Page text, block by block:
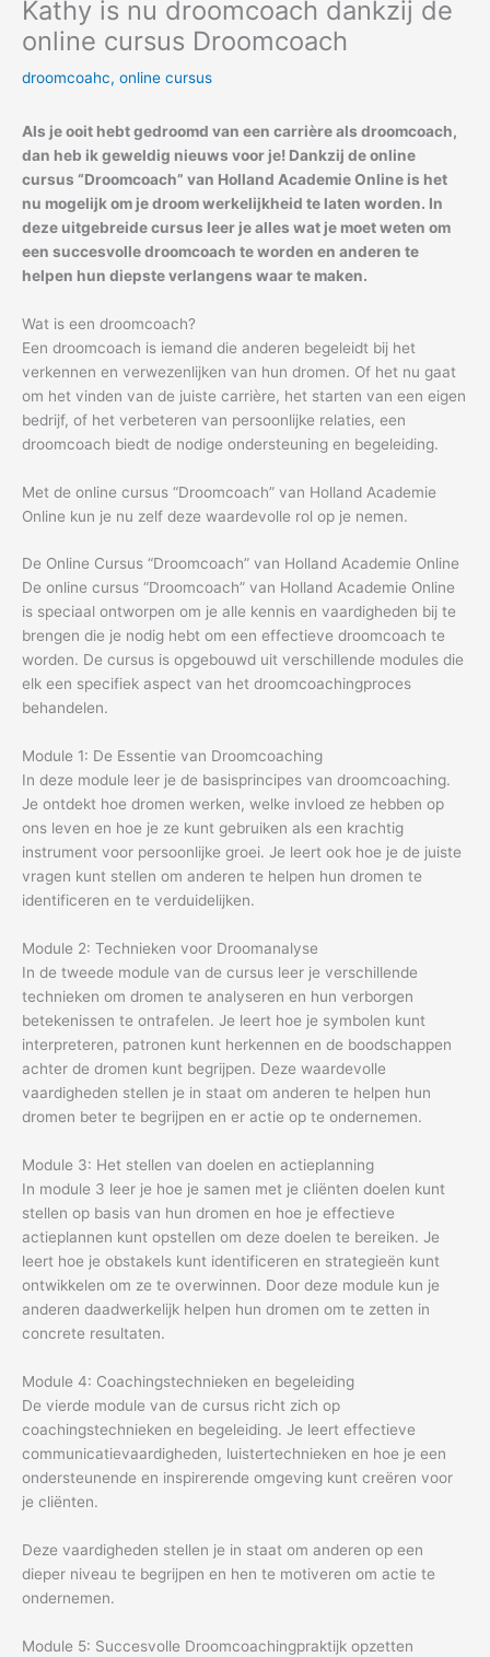
Kathy is nu droomcoach dankzij de
online cursus Droomcoach
droomcoahc, online cursus
Als je ooit hebt gedroomd van een carrière als droomcoach,
dan heb ik geweldig nieuws voor je! Dankzij de online
cursus “Droomcoach” van Holland Academie Online is het
nu mogelijk om je droom werkelijkheid te laten worden. In
deze uitgebreide cursus leer je alles wat je moet weten om
een succesvolle droomcoach te worden en anderen te
helpen hun diepste verlangens waar te maken.
Wat is een droomcoach?
Een droomcoach is iemand die anderen begeleidt bij het
verkennen en verwezenlijken van hun dromen. Of het nu gaat
om het vinden van de juiste carrière, het starten van een eigen
bedrijf, of het verbeteren van persoonlijke relaties, een
droomcoach biedt de nodige ondersteuning en begeleiding.
Met de online cursus “Droomcoach” van Holland Academie
Online kun je nu zelf deze waardevolle rol op je nemen.
De Online Cursus “Droomcoach” van Holland Academie Online
De online cursus “Droomcoach” van Holland Academie Online
is speciaal ontworpen om je alle kennis en vaardigheden bij te
brengen die je nodig hebt om een effectieve droomcoach te
worden. De cursus is opgebouwd uit verschillende modules die
elk een specifiek aspect van het droomcoachingproces
behandelen.
Module 1: De Essentie van Droomcoaching
In deze module leer je de basisprincipes van droomcoaching.
Je ontdekt hoe dromen werken, welke invloed ze hebben op
ons leven en hoe je ze kunt gebruiken als een krachtig
instrument voor persoonlijke groei. Je leert ook hoe je de juiste
vragen kunt stellen om anderen te helpen hun dromen te
identificeren en te verduidelijken.
Module 2: Technieken voor Droomanalyse
In de tweede module van de cursus leer je verschillende
technieken om dromen te analyseren en hun verborgen
betekenissen te ontrafelen. Je leert hoe je symbolen kunt
interpreteren, patronen kunt herkennen en de boodschappen
achter de dromen kunt begrijpen. Deze waardevolle
vaardigheden stellen je in staat om anderen te helpen hun
dromen beter te begrijpen en er actie op te ondernemen.
Module 3: Het stellen van doelen en actieplanning
In module 3 leer je hoe je samen met je cliënten doelen kunt
stellen op basis van hun dromen en hoe je effectieve
actieplannen kunt opstellen om deze doelen te bereiken. Je
leert hoe je obstakels kunt identificeren en strategieën kunt
ontwikkelen om ze te overwinnen. Door deze module kun je
anderen daadwerkelijk helpen hun dromen om te zetten in
concrete resultaten.
Module 4: Coachingstechnieken en begeleiding
De vierde module van de cursus richt zich op
coachingstechnieken en begeleiding. Je leert effectieve
communicatievaardigheden, luistertechnieken en hoe je een
ondersteunende en inspirerende omgeving kunt creëren voor
je cliënten.
Deze vaardigheden stellen je in staat om anderen op een
dieper niveau te begrijpen en hen te motiveren om actie te
ondernemen.
Module 5: Succesvolle Droomcoachingpraktijk opzetten